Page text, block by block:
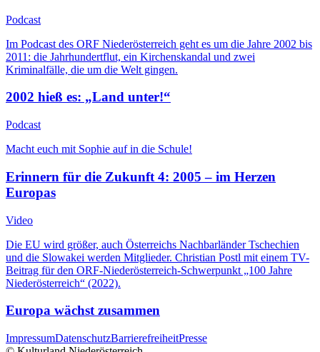
Podcast
Im Podcast des ORF Niederösterreich geht es um die Jahre 2002 bis
2011: die Jahrhundertflut, ein Kirchenskandal und zwei
Kriminalfälle, die um die Welt gingen.
2002 hieß es: „Land unter!“
Podcast
Macht euch mit Sophie auf in die Schule!
Erinnern für die Zukunft 4: 2005 – im Herzen
Europas
Video
Die EU wird größer, auch Österreichs Nachbarländer Tschechien
und die Slowakei werden Mitglieder. Christian Postl mit einem TV-
Beitrag für den ORF-Niederösterreich-Schwerpunkt „100 Jahre
Niederösterreich“ (2022).
Europa wächst zusammen
ImpressumDatenschutzBarrierefreiheitPresse